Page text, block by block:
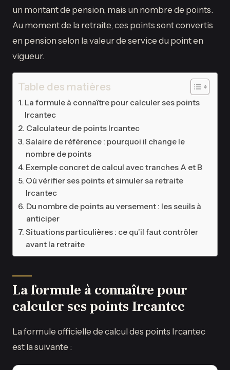
un montant de pension, mais un nombre de points.
Au moment de la retraite, ces points sont convertis
en pension selon la valeur de service du point en
vigueur.
Table des matières
La formule à connaître pour calculer ses points
Ircantec
Calculateur de points Ircantec
Salaire de référence : pourquoi il change le
nombre de points
Exemple concret de calcul avec tranches A et B
Où vérifier ses points et simuler sa retraite
Ircantec
Du nombre de points au versement : les seuils à
anticiper
Situations particulières : ce qu’il faut contrôler
avant la retraite
La formule à connaître pour
calculer ses points Ircantec
La formule officielle de calcul des points Ircantec
est la suivante :